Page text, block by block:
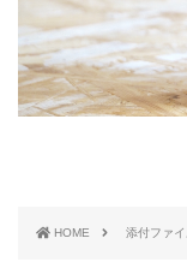
HOME 添付ファ